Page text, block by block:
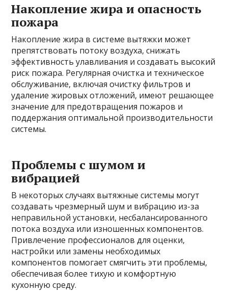
Накопление жира и опасность
пожара
Накопление жира в системе вытяжки может
препятствовать потоку воздуха, снижать
эффективность улавливания и создавать высокий
риск пожара. Регулярная очистка и техническое
обслуживание, включая очистку фильтров и
удаление жировых отложений, имеют решающее
значение для предотвращения пожаров и
поддержания оптимальной производительности
системы.
Проблемы с шумом и
вибрацией
В некоторых случаях вытяжные системы могут
создавать чрезмерный шум и вибрацию из-за
неправильной установки, несбалансированного
потока воздуха или изношенных компонентов.
Привлечение профессионалов для оценки,
настройки или замены необходимых
компонентов помогает смягчить эти проблемы,
обеспечивая более тихую и комфортную
кухонную среду.